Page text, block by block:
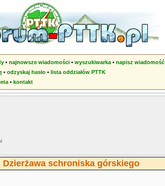
• najnowsze wiadomości • wyszukiwarka • napisz wiadomość
• odzyskaj hasło • lista oddziałów PTTK
• kontakt
Dzierżawa schroniska górskiego